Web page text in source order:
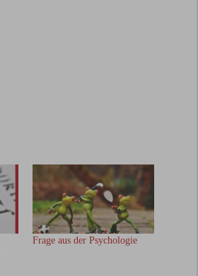
Frage aus der Psychologie